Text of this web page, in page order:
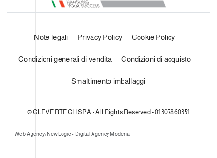
Note legali Privacy Policy Cookie Policy
Condizioni generali di vendita Condizioni di acquisto
Smaltimento imballaggi
© CLEVERTECH SPA - All Rights Reserved - 01307860351
Web Agency: NewLogic - Digital Agency Modena